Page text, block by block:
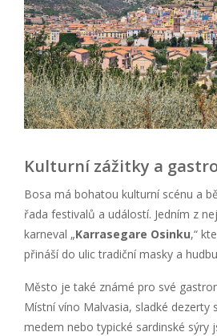
Kulturní zážitky a
Bosa má bohatou kulturní scénu a
řada festivalů a událostí. Jedním z
karneval „Karrasegare Osinku,“
přináší do ulic tradiční masky a
Město je také známé pro své
Místní víno Malvasia, sladké dezerty
medem nebo typické sardinské sýry